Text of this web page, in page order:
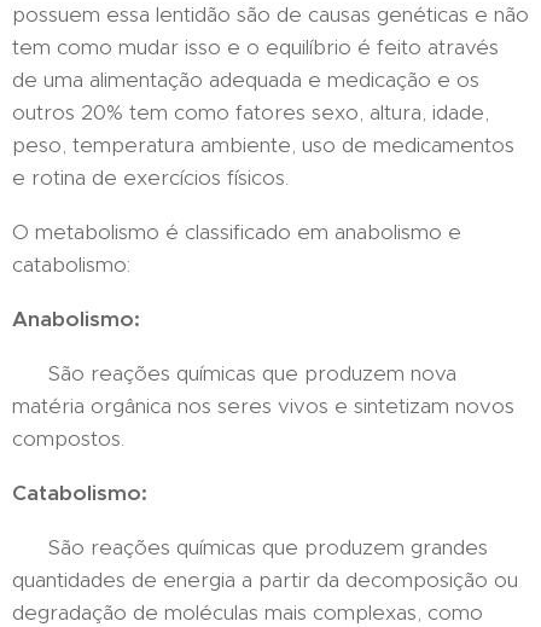
possuem essa lentidão são de causas genéticas e não
tem como mudar isso e o equilíbrio é feito através
de uma alimentação adequada e medicação e os
outros 20% tem como fatores sexo, altura, idade,
peso, temperatura ambiente, uso de medicamentos
e rotina de exercícios físicos.
O metabolismo é classificado em anabolismo e
catabolismo:
Anabolismo:
São reações químicas que produzem nova
matéria orgânica nos seres vivos e sintetizam novos
compostos.
Catabolismo:
São reações químicas que produzem grandes
quantidades de energia a partir da decomposição ou
degradação de moléculas mais complexas, como